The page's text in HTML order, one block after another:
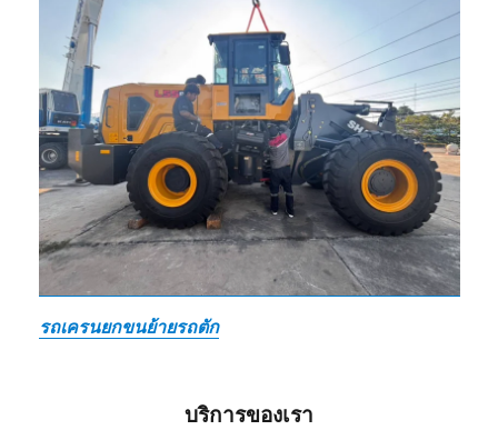
รถเครนยกขนย้ายรถตัก
บริการของเรา